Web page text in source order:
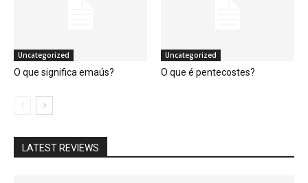
Uncategorized
O que significa emaús?
Uncategorized
O que é pentecostes?
LATEST REVIEWS